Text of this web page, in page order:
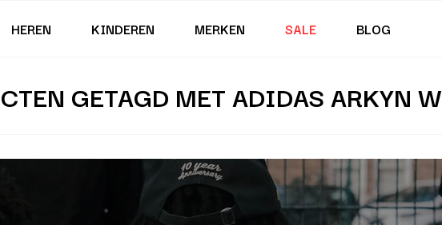
HEREN KINDEREN MERKEN SALE BLOG
GETAGD MET ADIDAS ARKYN W